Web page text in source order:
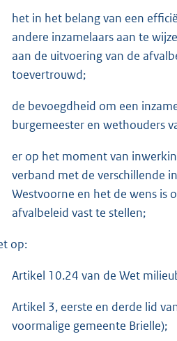
het in het belang van een
andere inzamelaars aan te
aan de uitvoering van de
toevertrouwd;
de bevoegdheid om een
burgemeester en wethouders
er op het moment van
verband met de verschillende
Westvoorne en het de wens is
afvalbeleid vast te stellen;
op:
Artikel 10.24 van de Wet
Artikel 3, eerste en derde lid
voormalige gemeente Brielle);